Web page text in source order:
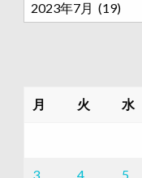
去
一月 火 水
3 4 5